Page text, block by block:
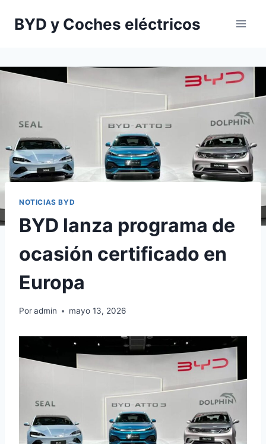
BYD y Coches eléctricos
NOTICIAS BYD
BYD lanza programa de
ocasión certificado en
Europa
Poradmin mayo 13, 2026